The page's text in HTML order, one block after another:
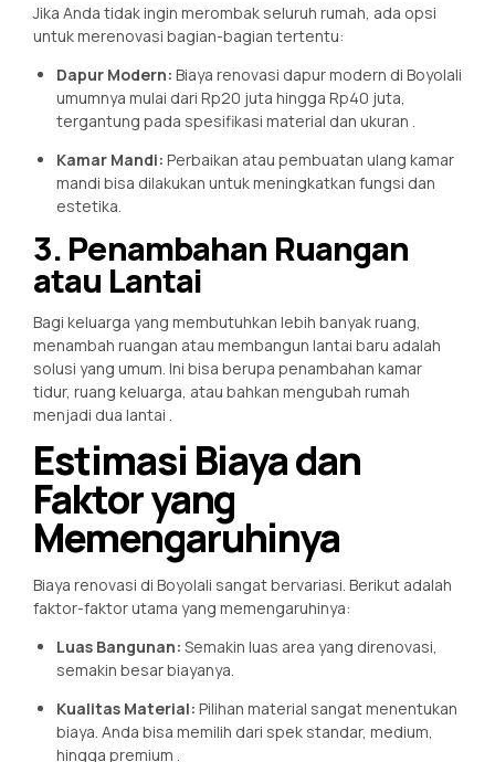
Jika Anda tidak ingin merombak seluruh rumah, ada opsi
untuk merenovasi bagian-bagian tertentu:
Dapur Modern: Biaya renovasi dapur modern di Boyolali
umumnya mulai dari Rp20 juta hingga Rp40 juta,
tergantung pada spesifikasi material dan ukuran
Kamar Mandi: Perbaikan atau pembuatan ulang kamar
mandi bisa dilakukan untuk meningkatkan fungsi dan
estetika.
3. Penambahan Ruangan
atau Lantai
Bagi keluarga yang membutuhkan lebih banyak ruang,
menambah ruangan atau membangun lantai baru adalah
solusi yang umum. Ini bisa berupa penambahan kamar
tidur, ruang keluarga, atau bahkan mengubah rumah
menjadi dua lantai
Estimasi Biaya dan
Faktor yang
Memengaruhinya
Biaya renovasi di Boyolali sangat bervariasi. Berikut adalah
faktor-faktor utama yang memengaruhinya:
Luas Bangunan: Semakin luas area yang direnovasi,
semakin besar biayanya.
Kualitas Material: Pilihan material sangat menentukan
biaya. Anda bisa memilih dari spek standar, medium,
hingga premium